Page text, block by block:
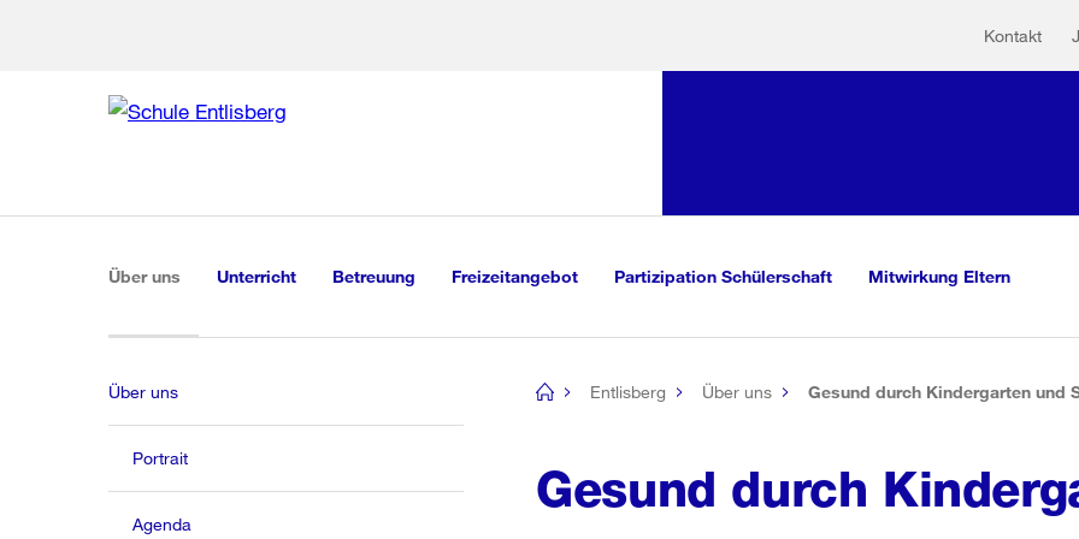
Kontakt
Navigation
Über uns (aktiv)Unterricht Betreuung Freizeitangebot Partizipation Schülerschaft Mitwirkung Eltern
[no
Entlisberg Über uns Gesund durch Kindergarten und
Gesund durch
Über uns
Portrait
Agenda